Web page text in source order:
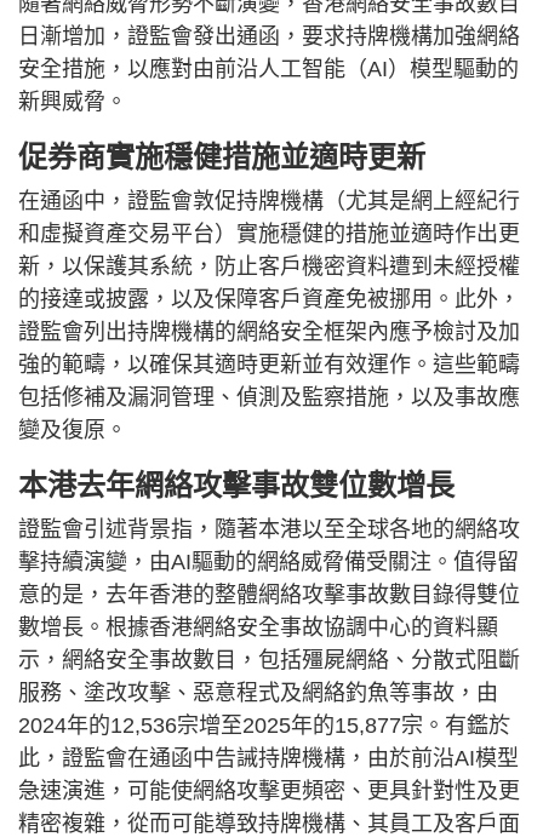
日漸增加，證監會發出通函，要求持牌機構加強網絡
安全措施，以應對由前沿人工智能（AI）模型驅動的
新興威脅。
促券商實施穩健措施並適時更新
在通函中，證監會敦促持牌機構（尤其是網上經紀行
和虛擬資產交易平台）實施穩健的措施並適時作出更
新，以保護其系統，防止客戶機密資料遭到未經授權
的接達或披露，以及保障客戶資產免被挪用。此外，
證監會列出持牌機構的網絡安全框架內應予檢討及加
強的範疇，以確保其適時更新並有效運作。這些範疇
包括修補及漏洞管理、偵測及監察措施，以及事故應
變及復原。
本港去年網絡攻擊事故雙位數增長
證監會引述背景指，隨著本港以至全球各地的網絡攻
擊持續演變，由AI驅動的網絡威脅備受關注。值得留
意的是，去年香港的整體網絡攻擊事故數目錄得雙位
數增長。根據香港網絡安全事故協調中心的資料顯
示，網絡安全事故數目，包括殭屍網絡、分散式阻斷
服務、塗改攻擊、惡意程式及網絡釣魚等事故，由
2024年的12,536宗增至2025年的15,877宗。有鑑於
此，證監會在通函中告誡持牌機構，由於前沿AI模型
急速演進，可能使網絡攻擊更頻密、更具針對性及更
精密複雜，從而可能導致持牌機構、其員工及客戶面